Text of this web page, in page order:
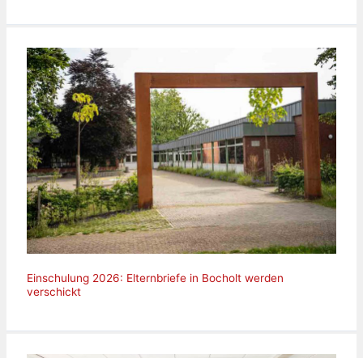
Einschulung 2026: Elternbriefe in Bocholt werden
verschickt